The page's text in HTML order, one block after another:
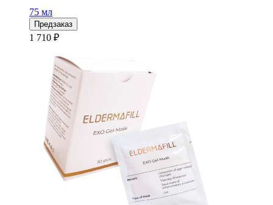
75 мл
Предзаказ
1 710 ₽